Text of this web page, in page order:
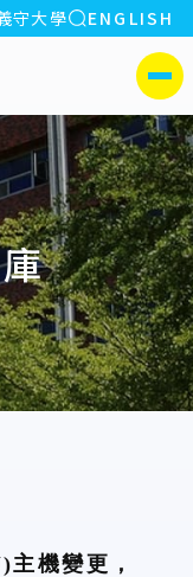
守大學 全站搜索
ENGLISH
財務金融管理學系(
側選單
機變更，